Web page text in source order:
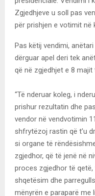
Zgjedhjeve u soll pas
për prishjen e votimit në
Pas këtij vendimi,
dërguar apel deri tek
që në zgjedhjet e 8
“Të nderuar koleg, i
prishur rezultatin dhe
vendor në vendvotimin
shfrytëzoj rastin që t’u
si organe të
zgjedhor, që të jenë në
proces zgjedhor të
shqetësim dhe
mënyrën e paraparë me